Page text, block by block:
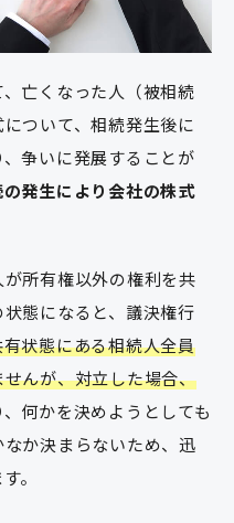
亡くなった人（被相続
ついて、相続発生後に
争いに発展することが
発生により会社の株式
所有権以外の権利を共
態になると、議決権行
状態にある相続人全員
んが、対立した場合、
何かを決めようとしても
か決まらないため、迅
。